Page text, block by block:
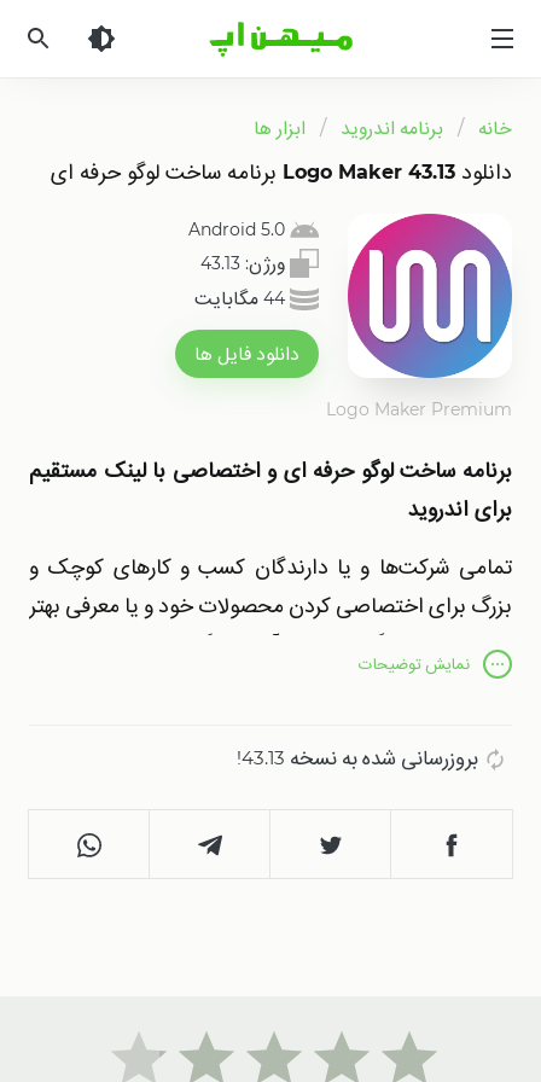
اندروید
خانه برنامه اندروید ابزار ها
دانلود Logo Maker 43.13 برنامه ساخت لوگو حرفه ای
Android 5.0
ورژن: 43.13
44 مگابایت
دانلود فایل ها
Logo Maker Premium
برنامه ساخت لوگو حرفه ای و اختصاصی با لینک مستقیم
برای اندروید
تمامی شرکت‌ها و یا دارندگان کسب و کارهای کوچک و
بزرگ برای اختصاصی کردن محصولات خود و یا معرفی بهتر
برند خود به دیگران، از یک آرم یا لوگو اختصاصی استفاده
می‌کنند. این لوگوها نه تنها به عنوان نماد برند بلکه گاهی به
اما طراحی یک لوگو اختصاصی معمولاً هزینه‌بر و زمان‌بر
ایده‌ای خاص برای طراحی لوگو دلخواه خود و خواهیم
داشت آن را به واقعیت بپیوندانیم. در چنین شرایطی،
Logo Templates Premium” است. این اپلیکیشن
نمایش توضیحات
بروزرسانی شده به نسخه 43.13!